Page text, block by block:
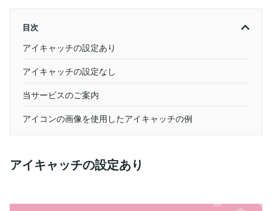
目次
アイキャッチの設定あり
アイキャッチの設定なし
当サービスのご案内
アイコンの画像を使用したアイキャッチの例
アイキャッチの設定あり